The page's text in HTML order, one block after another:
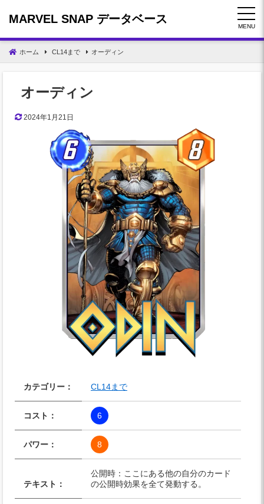
MARVEL SNAP データベース
MENU
ホーム CL14まで オーディン
オーディン
2024年1月21日
カテゴリー： CL14まで
コスト： 6
パワー： 8
テキスト：
公開時：ここにある他の自分のカード
の公開時効果を全て発動する。